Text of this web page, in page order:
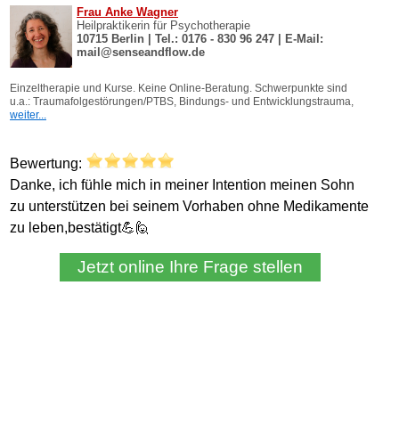
Bewertung:
Danke, ich fühle mich in meiner Intention meinen Sohn
zu unterstützen bei seinem Vorhaben ohne Medikamente
zu leben,bestätigt💪🙋